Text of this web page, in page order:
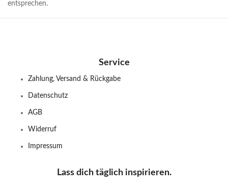
entsprechen.
Service
Zahlung, Versand & Rückgabe
Datenschutz
AGB
Widerruf
Impressum
Lass dich täglich inspirieren.